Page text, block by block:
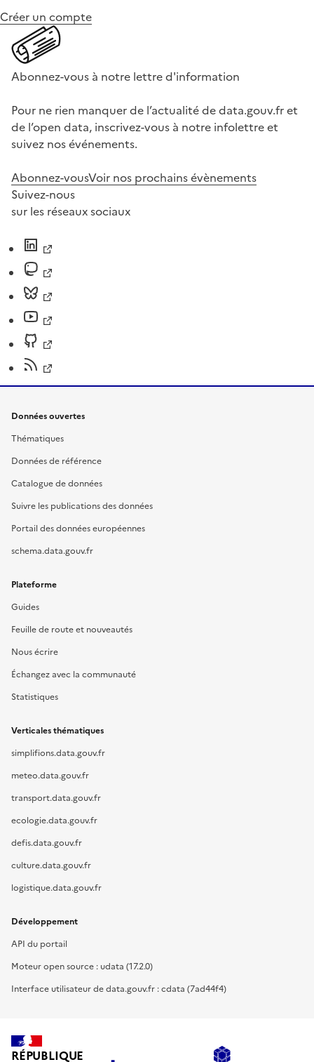
Créer un compte
Abonnez-vous à notre lettre d'information
Pour ne rien manquer de l’actualité de data.gouv.fr et
de l’open data, inscrivez-vous à notre infolettre et
suivez nos événements.
Abonnez-vousVoir nos prochains évènements
Suivez-nous
sur les réseaux sociaux
Données ouvertes
Thématiques
Données de référence
Catalogue de données
Suivre les publications des données
Portail des données européennes
schema.data.gouv.fr
Plateforme
Guides
Feuille de route et nouveautés
Nous écrire
Échangez avec la communauté
Statistiques
Verticales thématiques
simplifions.data.gouv.fr
meteo.data.gouv.fr
transport.data.gouv.fr
ecologie.data.gouv.fr
defis.data.gouv.fr
culture.data.gouv.fr
logistique.data.gouv.fr
Développement
API du portail
Moteur open source : udata (17.2.0)
Interface utilisateur de data.gouv.fr : cdata (7ad44f4)
RÉPUBLIQUE